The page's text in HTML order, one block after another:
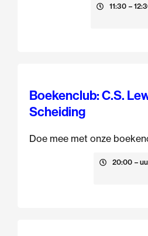
11:30 –
Boekenclub: C.S.
Scheiding
Doe mee met onze
20:00 –